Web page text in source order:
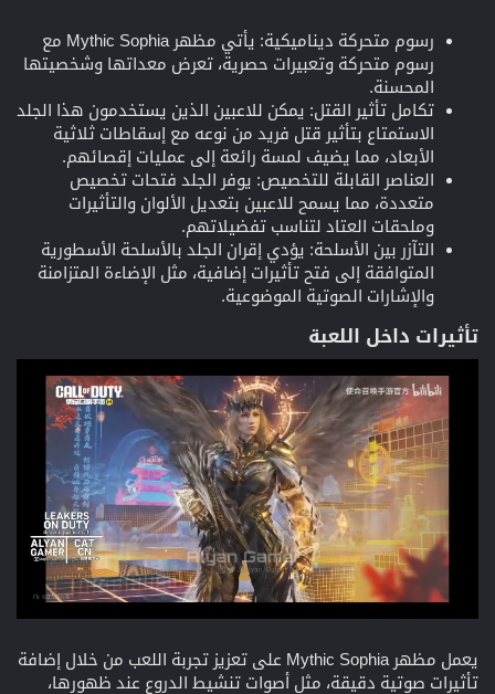
رسوم متحركة ديناميكية: يأتي مظهر Mythic Sophia مع
رسوم متحركة وتعبيرات حصرية، تعرض معداتها وشخصيتها
المحسنة.
تكامل تأثير القتل: يمكن للاعبين الذين يستخدمون هذا الجلد
الاستمتاع بتأثير قتل فريد من نوعه مع إسقاطات ثلاثية
الأبعاد، مما يضيف لمسة رائعة إلى عمليات إقصائهم.
العناصر القابلة للتخصيص: يوفر الجلد فتحات تخصيص
متعددة، مما يسمح للاعبين بتعديل الألوان والتأثيرات
وملحقات العتاد لتناسب تفضيلاتهم.
التآزر بين الأسلحة: يؤدي إقران الجلد بالأسلحة الأسطورية
المتوافقة إلى فتح تأثيرات إضافية، مثل الإضاءة المتزامنة
والإشارات الصوتية الموضوعية.
تأثيرات داخل اللعبة​
يعمل مظهر Mythic Sophia على تعزيز تجربة اللعب من خلال إضافة
تأثيرات صوتية دقيقة، مثل أصوات تنشيط الدروع عند ظهورها،